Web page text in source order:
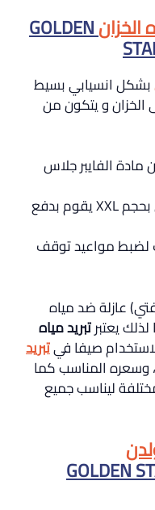
الخزانGOLDEN
بشكل انسيابي بسيط
و يتكون من
مادة الفايبر جلاس
دينمو بلور كبير الحجم يأتي بحجم XXL يقوم بدفع
لضبط مواعيد توقف
عازلة ضد مياه
لذلك يعتبرتبريد مياه
صيفا فيتبريد
وسعره المناسب كما
ليناسب جميع
GOLDEN